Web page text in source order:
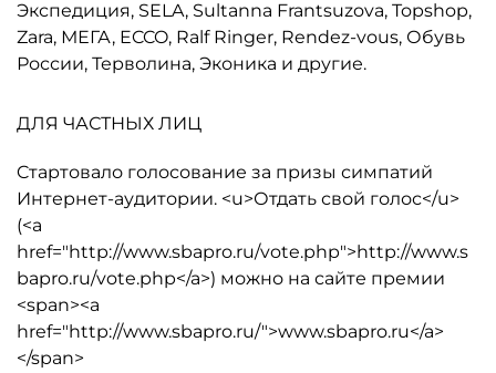
Экспедиция, SELA, Sultanna Frantsuzova, Topshop,
Zara, МЕГА, ECCO, Ralf Ringer, Rendez-vous, Обувь
России, Терволина, Эконика и другие.
ДЛЯ ЧАСТНЫХ ЛИЦ
Cтартовало голосование за призы симпатий
Интернет-аудитории. <u>Отдать свой голос</u>
(<a
href="http://www.sbapro.ru/vote.php">http://www.s
bapro.ru/vote.php</a>) можно на сайте премии
<span><a
href="http://www.sbapro.ru/">www.sbapro.ru</a>
</span>